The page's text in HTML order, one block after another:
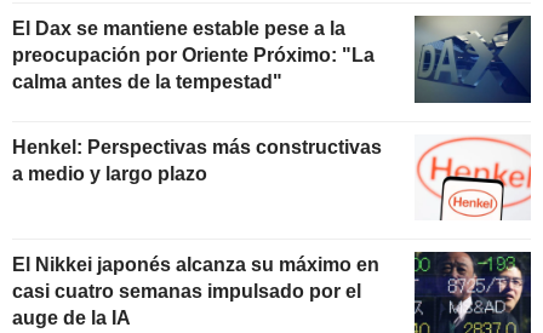
El Dax se mantiene estable pese a la
preocupación por Oriente Próximo: "La
calma antes de la tempestad"
Henkel: Perspectivas más constructivas
a medio y largo plazo
El Nikkei japonés alcanza su máximo en
casi cuatro semanas impulsado por el
auge de la IA